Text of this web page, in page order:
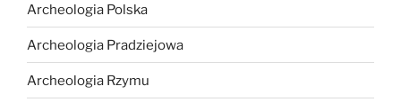
Archeologia Polska
Archeologia Pradziejowa
Archeologia Rzymu